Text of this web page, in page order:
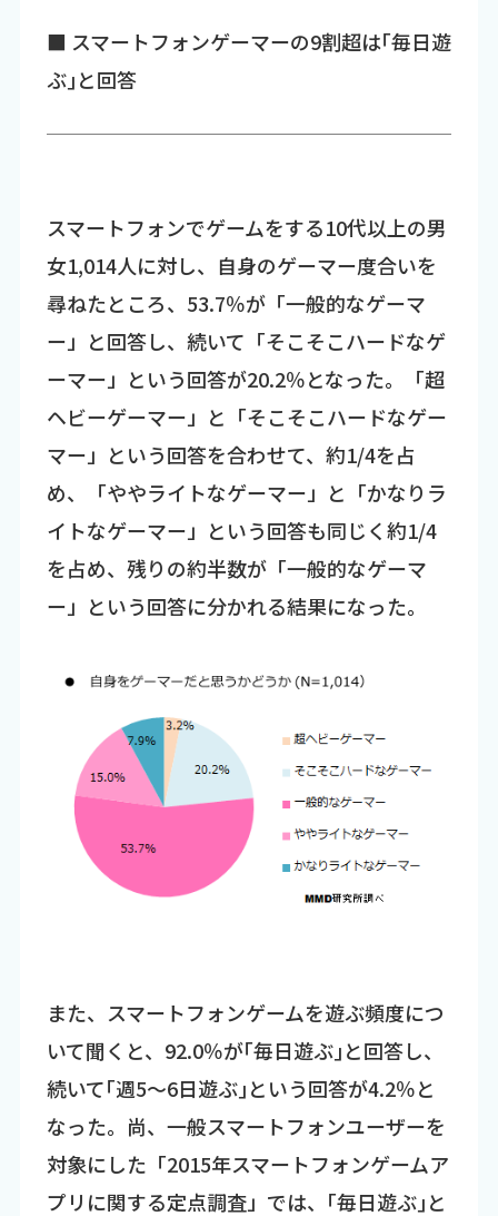
■ スマートフォンゲーマーの9割超は｢毎日遊
ぶ｣と回答
スマートフォンでゲームをする10代以上の男
女1,014人に対し、自身のゲーマー度合いを
尋ねたところ、53.7％が「一般的なゲーマ
ー」と回答し、続いて「そこそこハードなゲ
ーマー」という回答が20.2％となった。「超
ヘビーゲーマー」と「そこそこハードなゲー
マー」という回答を合わせて、約1/4を占
め、「ややライトなゲーマー」と「かなりラ
イトなゲーマー」という回答も同じく約1/4
を占め、残りの約半数が「一般的なゲーマ
ー」という回答に分かれる結果になった。
また、スマートフォンゲームを遊ぶ頻度につ
いて聞くと、92.0％が｢毎日遊ぶ｣と回答し、
続いて｢週5～6日遊ぶ｣という回答が4.2％と
なった。尚、一般スマートフォンユーザーを
対象にした「2015年スマートフォンゲームア
プリに関する定点調査」では、｢毎日遊ぶ｣と